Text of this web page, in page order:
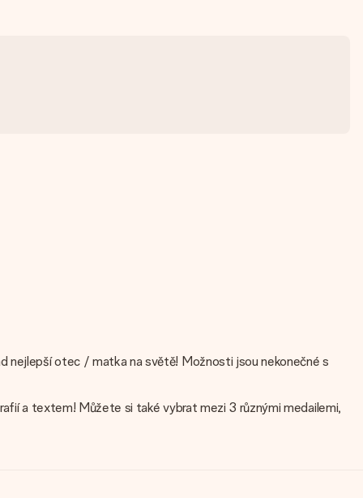
nejlepší otec / matka na světě! Možnosti jsou nekonečné s
a textem! Můžete si také vybrat mezi 3 různými medailemi,